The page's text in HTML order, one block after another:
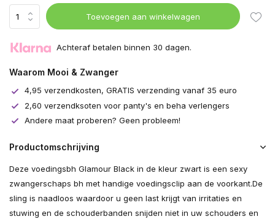
Toevoegen aan winkelwagen
Achteraf betalen binnen 30 dagen.
Waarom Mooi & Zwanger
4,95 verzendkosten, GRATIS verzending vanaf 35 euro
2,60 verzendksoten voor panty's en beha verlengers
Andere maat proberen? Geen probleem!
Productomschrijving
Deze voedingsbh Glamour Black in de kleur zwart is een sexy
zwangerschaps bh met handige voedingsclip aan de voorkant.De
sling is naadloos waardoor u geen last krijgt van irritaties en
stuwing en de schouderbanden snijden niet in uw schouders en